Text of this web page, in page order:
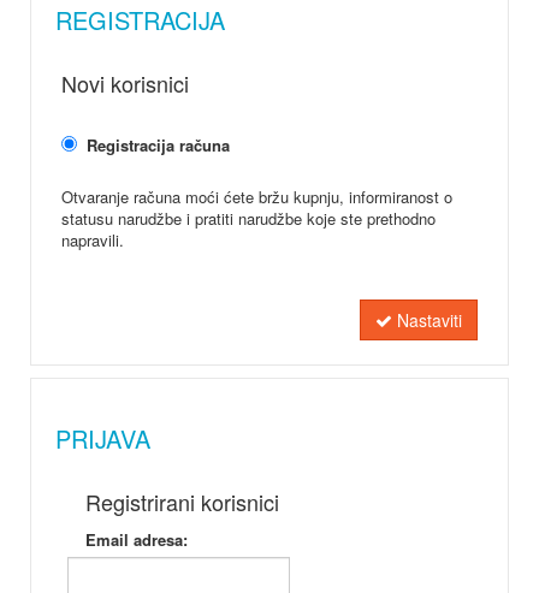
REGISTRACIJA
Novi korisnici
Registracija računa
Otvaranje računa moći ćete bržu kupnju, informiranost o
statusu narudžbe i pratiti narudžbe koje ste prethodno
napravili.
Nastaviti
PRIJAVA
Registrirani korisnici
Email adresa: